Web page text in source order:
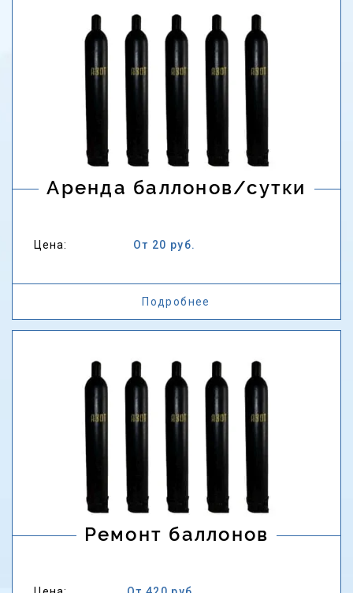
Аренда баллонов/сутки
Цена: От 20 руб.
Подробнее
Ремонт баллонов